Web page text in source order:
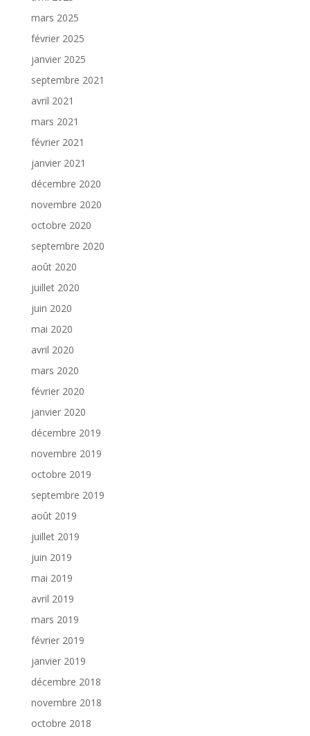
mars 2025
février 2025
janvier 2025
septembre 2021
avril 2021
mars 2021
février 2021
janvier 2021
décembre 2020
novembre 2020
octobre 2020
septembre 2020
août 2020
juillet 2020
juin 2020
mai 2020
avril 2020
mars 2020
février 2020
janvier 2020
décembre 2019
novembre 2019
octobre 2019
septembre 2019
août 2019
juillet 2019
juin 2019
mai 2019
avril 2019
mars 2019
février 2019
janvier 2019
décembre 2018
novembre 2018
octobre 2018